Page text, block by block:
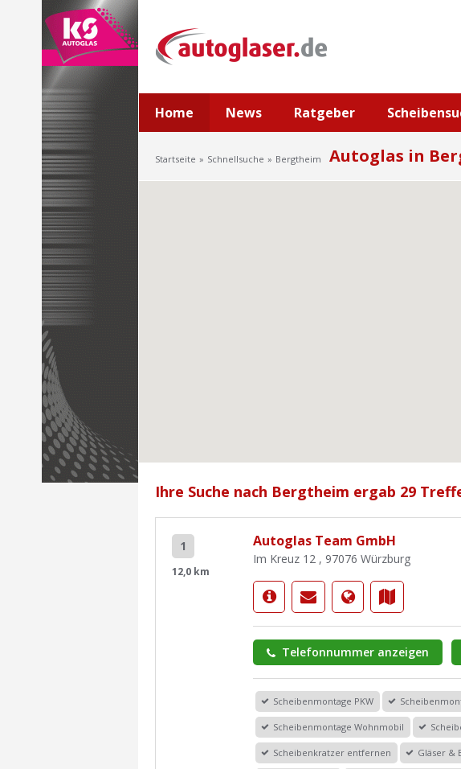
Home News Ratgeber
Startseite Schnellsuche Bergtheim Autoglas in
Ihre Suche nach Bergtheim ergab 29
1
12,0 km
Autoglas Team GmbH
Im Kreuz 12 , 97076 Würzburg
Telefonnummer anzeigen
Scheibenmontage PKW
Scheibenmontage Wohnmobil
Scheibenkratzer entfernen Gläser &